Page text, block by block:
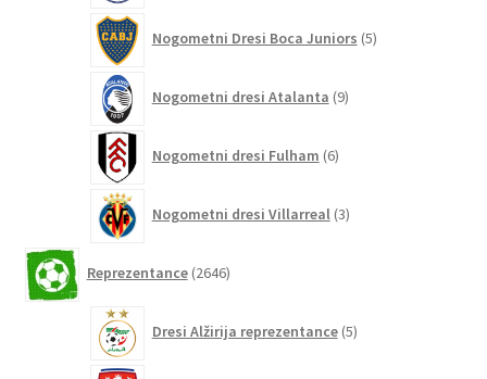
Nogometni Dresi Boca Juniors 5izdelkov
Nogometni dresi Atalanta 9izdelkov
Nogometni dresi Fulham 6izdelkov
Nogometni dresi Villarreal 3izdelki
Reprezentance 2646izdelkov
Dresi Alžirija reprezentance 5izdelkov